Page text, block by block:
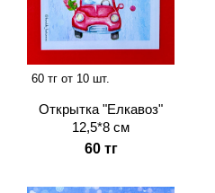
60 тг от 10 шт.
Открытка "Елкавоз"
12,5*8 см
60 тг